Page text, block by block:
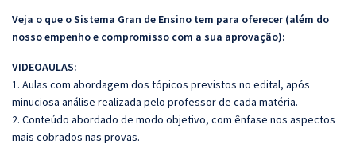
Veja o que o Sistema Gran de Ensino tem para oferecer (além do
nosso empenho e compromisso com a sua aprovação):
VIDEOAULAS:
1. Aulas com abordagem dos tópicos previstos no edital, após
minuciosa análise realizada pelo professor de cada matéria.
2. Conteúdo abordado de modo objetivo, com ênfase nos aspectos
mais cobrados nas provas.